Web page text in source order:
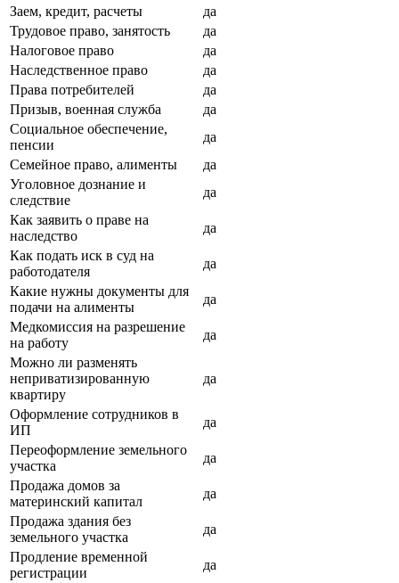
Заем, кредит, расчеты
да
Трудовое право, занятость
да
Налоговое право
да
Наследственное право
да
Права потребителей
да
Призыв, военная служба
да
Социальное обеспечение,
пенсии
да
Семейное право, алименты
да
Уголовное дознание и
следствие
да
Как заявить о праве на
наследство
да
Как подать иск в суд на
работодателя
да
Какие нужны документы для
подачи на алименты
да
Медкомиссия на разрешение
на работу
да
Можно ли разменять
неприватизированную
квартиру
да
Оформление сотрудников в
ИП
да
Переоформление земельного
участка
да
Продажа домов за
материнский капитал
да
Продажа здания без
земельного участка
да
Продление временной
регистрации
да